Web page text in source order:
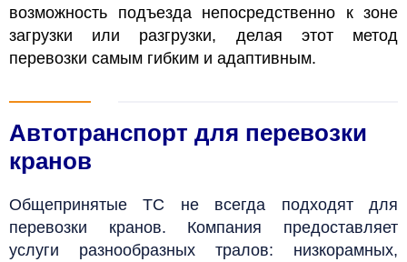
возможность подъезда непосредственно к зоне
загрузки или разгрузки, делая этот метод
перевозки самым гибким и адаптивным.
Автотранспорт для перевозки
кранов
Общепринятые ТС не всегда подходят для
перевозки кранов. Компания предоставляет
услуги разнообразных тралов: низкорамных,